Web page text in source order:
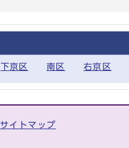
下京区 南区 右京区
サイトマップ